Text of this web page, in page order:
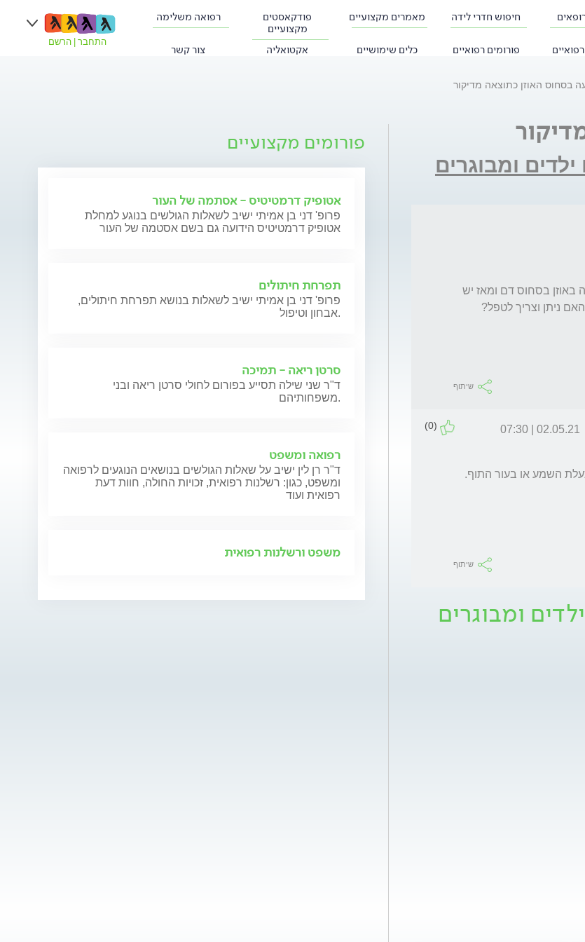
חיפוש חדרי לידה מאמרים מקצועיים
פודקאסטים
מקצועיים
רפואה משלימה
פורומים רפואיים כלים שימושיים אקטואליה צור קשר
התחבר הרשם
בסחוס האוזן כתוצאה מדיקור
ילדים ומבוגרים
שיתוף
02.05.21 | 07:30
(0)
שיתוף
ומבוגרים
פורומים מקצועיים
אטופיק דרמטיטיס - אסתמה של העור
פרופ' דני בן אמיתי ישיב לשאלות הגולשים בנוגע למחלת
אטופיק דרמטיטיס הידועה גם בשם אסטמה של העור
תפרחת חיתולים
פרופ' דני בן אמיתי ישיב לשאלות בנושא תפרחת חיתולים,
אבחון וטיפול.
סרטן ריאה - תמיכה
ד"ר שני שילה תסייע בפורום לחולי סרטן ריאה ובני
משפחותיהם.
רפואה ומשפט
ד"ר רן לין ישיב על שאלות הגולשים בנושאים הנוגעים לרפואה
ומשפט, כגון: רשלנות רפואית, זכויות החולה, חוות דעת
רפואית ועוד
משפט ורשלנות רפואית